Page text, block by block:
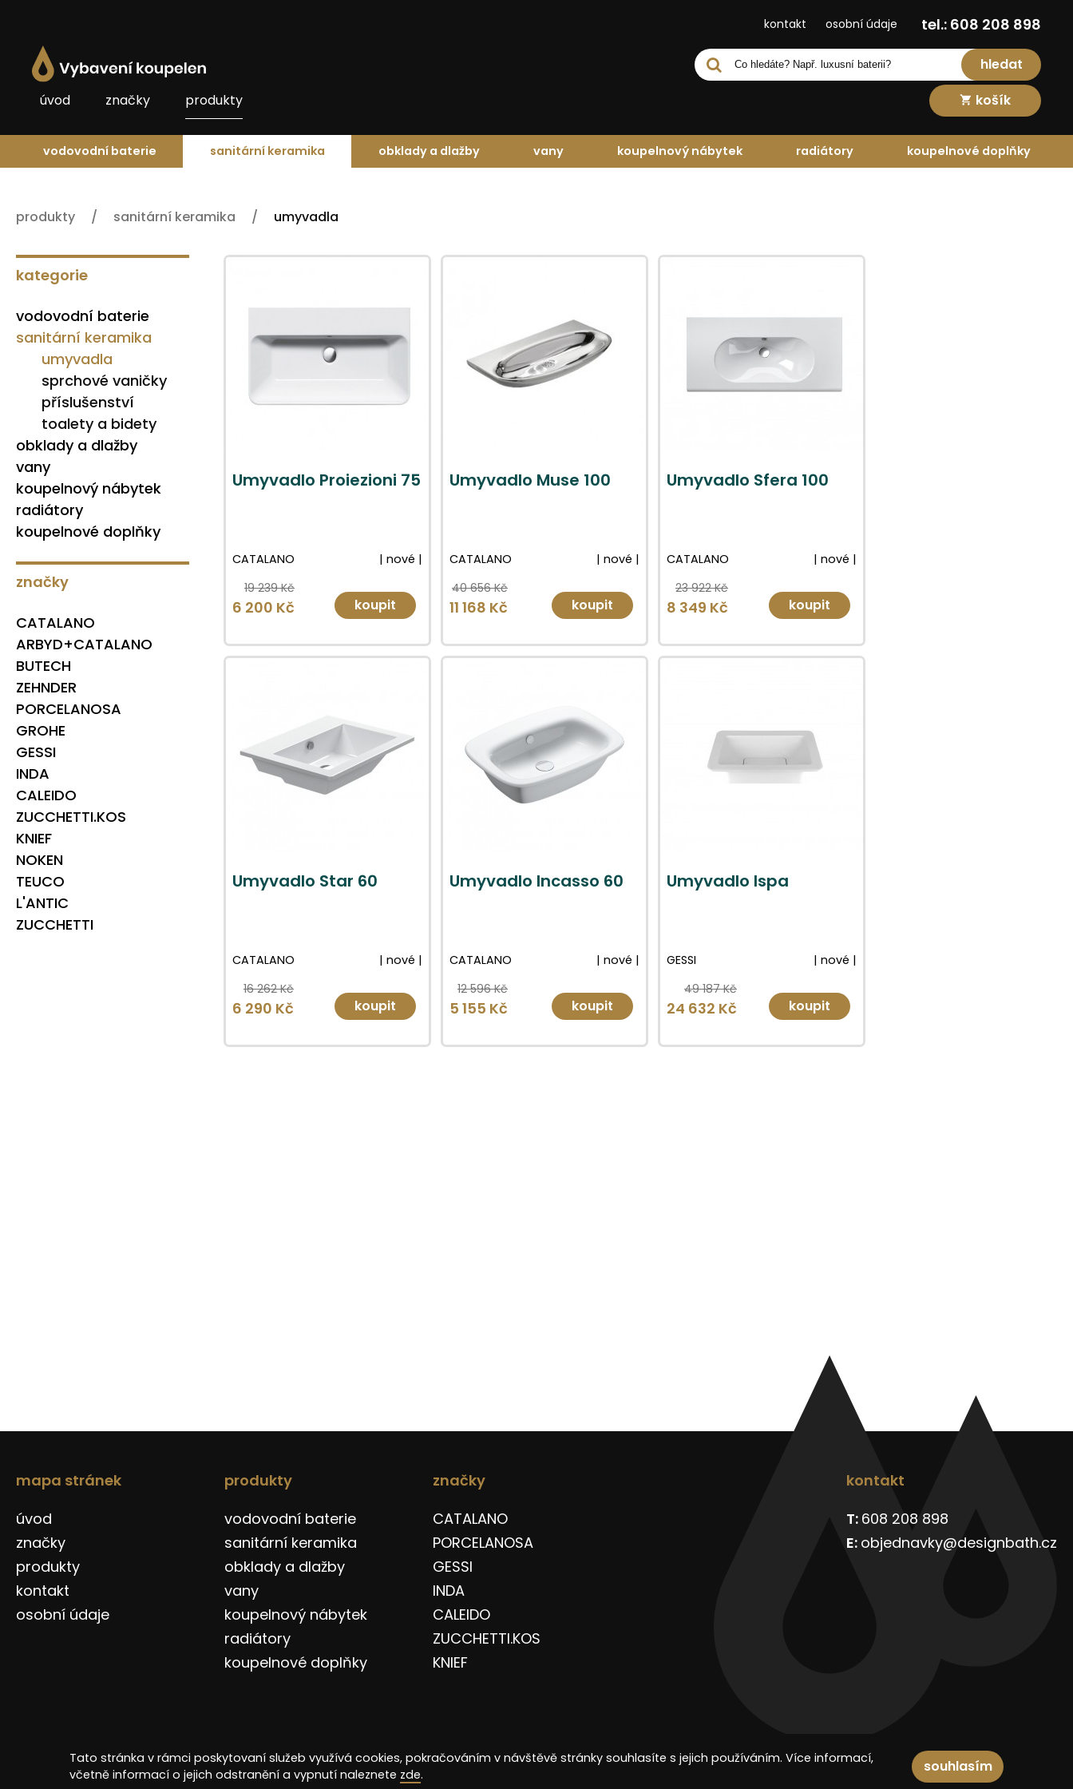
tel.: 608 208 898
kontakt osobní údaje
úvod značky produkty
hledat
košík
vodovodní baterie sanitární keramika obklady a dlažby vany koupelnový nábytek radiátory koupelnové doplňky
produkty sanitární keramika umyvadla
kategorie
vodovodní baterie
sanitární keramika
umyvadla
sprchové vaničky
příslušenství
toalety a bidety
obklady a dlažby
vany
koupelnový nábytek
radiátory
koupelnové doplňky
značky
CATALANO
ARBYD+CATALANO
BUTECH
ZEHNDER
PORCELANOSA
GROHE
GESSI
INDA
CALEIDO
ZUCCHETTI.KOS
KNIEF
NOKEN
TEUCO
L'ANTIC
ZUCCHETTI
Umyvadlo Proiezioni 75
| nové |
CATALANO
koupit
19 239 Kč
6 200 Kč
Umyvadlo Muse 100
| nové |
CATALANO
koupit
40 656 Kč
11 168 Kč
Umyvadlo Sfera 100
| nové |
CATALANO
koupit
23 922 Kč
8 349 Kč
Umyvadlo Star 60
| nové |
CATALANO
koupit
16 262 Kč
6 290 Kč
Umyvadlo Incasso 60
| nové |
CATALANO
koupit
12 596 Kč
5 155 Kč
Umyvadlo Ispa
| nové |
GESSI
koupit
49 187 Kč
24 632 Kč
mapa stránek
úvod
značky
produkty
kontakt
osobní údaje
produkty
vodovodní baterie
sanitární keramika
obklady a dlažby
vany
koupelnový nábytek
radiátory
koupelnové doplňky
značky
CATALANO
PORCELANOSA
GESSI
INDA
CALEIDO
ZUCCHETTI.KOS
KNIEF
kontakt
608 208 898
objednavky@designbath.cz
Copyright © 2026 Design Bath SE Spravuje: Digitální agenturaDIGISHOCK
Tato stránka v rámci poskytovaní služeb využívá cookies, pokračováním v návštěvě stránky souhlasíte s jejich používáním. Více informací,
včetně informací o jejich odstranění a vypnutí naleznete zde. souhlasím